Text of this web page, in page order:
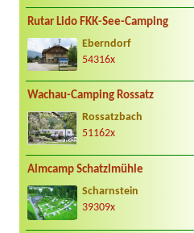
Rutar Lido FKK-See-Camping
Eberndorf
54316x
Wachau-Camping Rossatz
Rossatzbach
51162x
Almcamp Schatzlmühle
Scharnstein
39309x